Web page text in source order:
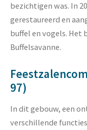
bezichtigen was. In
gerestaureerd en
buffel en vogels. Het
Buffelsavanne.
97)
In dit gebouw, een
verschillende